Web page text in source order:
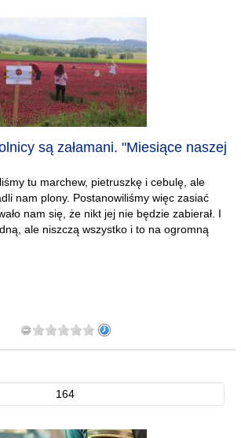
są załamani. "Miesiące naszej
tu marchew, pietruszkę i cebulę, ale
nam plony. Postanowiliśmy więc zasiać
nam się, że nikt jej nie będzie zabierał. I
ale niszczą wszystko i to na ogromną
164